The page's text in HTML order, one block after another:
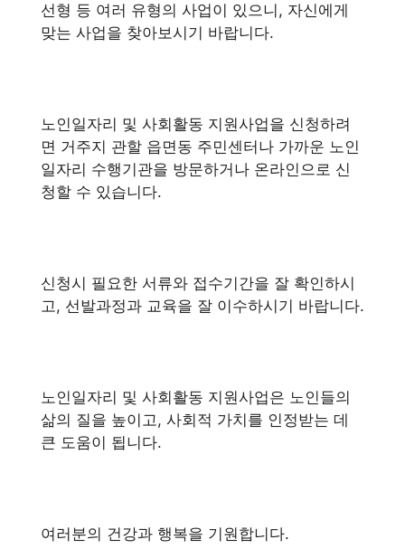
선형 등 여러 유형의 사업이 있으니, 자신에게
맞는 사업을 찾아보시기 바랍니다.
노인일자리 및 사회활동 지원사업을 신청하려
면 거주지 관할 읍면동 주민센터나 가까운 노인
일자리 수행기관을 방문하거나 온라인으로 신
청할 수 있습니다.
신청시 필요한 서류와 접수기간을 잘 확인하시
고, 선발과정과 교육을 잘 이수하시기 바랍니다.
노인일자리 및 사회활동 지원사업은 노인들의
삶의 질을 높이고, 사회적 가치를 인정받는 데
큰 도움이 됩니다.
여러분의 건강과 행복을 기원합니다.